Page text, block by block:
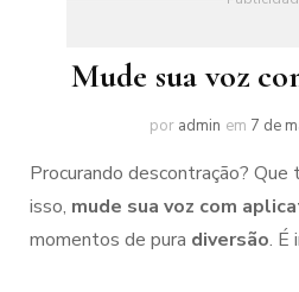
Mude sua voz
por admin em 7 de
Procurando descontração?
isso, mude sua voz com
momentos de pura diversão. É